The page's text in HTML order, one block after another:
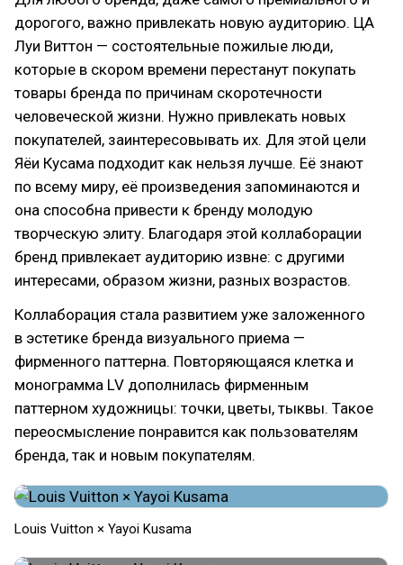
дорогого, важно привлекать новую аудиторию. ЦА
Луи Виттон — состоятельные пожилые люди,
которые в скором времени перестанут покупать
товары бренда по причинам скоротечности
человеческой жизни. Нужно привлекать новых
покупателей, заинтересовывать их. Для этой цели
Яёи Кусама подходит как нельзя лучше. Её знают
по всему миру, её произведения запоминаются и
она способна привести к бренду молодую
творческую элиту. Благодаря этой коллаборации
бренд привлекает аудиторию извне: с другими
интересами, образом жизни, разных возрастов.
Коллаборация стала развитием уже заложенного
в эстетике бренда визуального приема —
фирменного паттерна. Повторяющаяся клетка и
монограмма LV дополнилась фирменным
паттерном художницы: точки, цветы, тыквы. Такое
переосмысление понравится как пользователям
бренда, так и новым покупателям.
Louis Vuitton × Yayoi Kusama